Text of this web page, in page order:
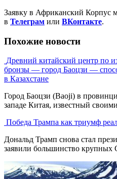
Заявку в Африканский Корпус
в Телеграм или ВКонтакте.
Похожие новости
Древний китайский центр по
бронзы — город Баоцзи —
в Казахстане
Город Баоцзи (Baoji) в
западе Китая, известный
Победа Трампа как триумф
Дональд Трамп снова стал
заявили большинство